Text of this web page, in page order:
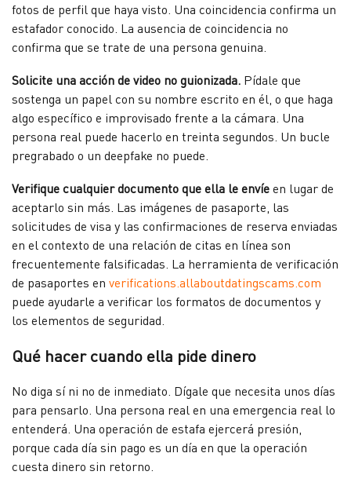
fotos de perfil que haya visto. Una coincidencia confirma un
estafador conocido. La ausencia de coincidencia no
confirma que se trate de una persona genuina.
Solicite una acción de video no guionizada. Pídale que
sostenga un papel con su nombre escrito en él, o que haga
algo específico e improvisado frente a la cámara. Una
persona real puede hacerlo en treinta segundos. Un bucle
pregrabado o un deepfake no puede.
Verifique cualquier documento que ella le envíe en lugar de
aceptarlo sin más. Las imágenes de pasaporte, las
solicitudes de visa y las confirmaciones de reserva enviadas
en el contexto de una relación de citas en línea son
frecuentemente falsificadas. La herramienta de verificación
de pasaportes en verifications.allaboutdatingscams.com
puede ayudarle a verificar los formatos de documentos y
los elementos de seguridad.
Qué hacer cuando ella pide dinero
No diga sí ni no de inmediato. Dígale que necesita unos días
para pensarlo. Una persona real en una emergencia real lo
entenderá. Una operación de estafa ejercerá presión,
porque cada día sin pago es un día en que la operación
cuesta dinero sin retorno.